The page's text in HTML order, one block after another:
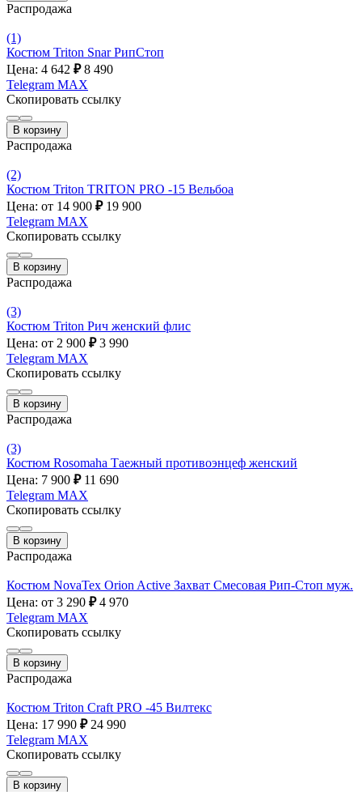
Распродажа
(1)
Костюм Triton Snar РипСтоп
Цена: 4 642 ₽ 8 490
Telegram MAX
Скопировать ссылку
В корзину
Распродажа
(2)
Костюм Triton TRITON PRO -15 Вельбоа
Цена: от 14 900 ₽ 19 900
Telegram MAX
Скопировать ссылку
В корзину
Распродажа
(3)
Костюм Triton Рич женский флис
Цена: от 2 900 ₽ 3 990
Telegram MAX
Скопировать ссылку
В корзину
Распродажа
(3)
Костюм Rosomaha Таежный противоэнцеф женский
Цена: 7 900 ₽ 11 690
Telegram MAX
Скопировать ссылку
В корзину
Распродажа
Костюм NovaTex Orion Active Захват Смесовая Рип-Стоп муж.
Цена: от 3 290 ₽ 4 970
Telegram MAX
Скопировать ссылку
В корзину
Распродажа
Костюм Triton Craft PRO -45 Вилтекс
Цена: 17 990 ₽ 24 990
Telegram MAX
Скопировать ссылку
В корзину